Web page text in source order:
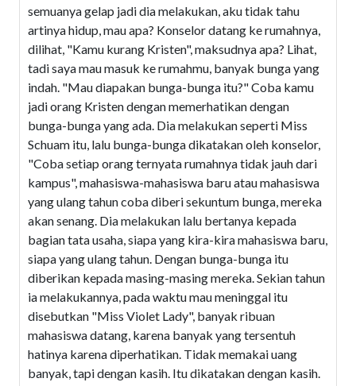
semuanya gelap jadi dia melakukan, aku tidak tahu
artinya hidup, mau apa? Konselor datang ke rumahnya,
dilihat, "Kamu kurang Kristen", maksudnya apa? Lihat,
tadi saya mau masuk ke rumahmu, banyak bunga yang
indah. "Mau diapakan bunga-bunga itu?" Coba kamu
jadi orang Kristen dengan memerhatikan dengan
bunga-bunga yang ada. Dia melakukan seperti Miss
Schuam itu, lalu bunga-bunga dikatakan oleh konselor,
"Coba setiap orang ternyata rumahnya tidak jauh dari
kampus", mahasiswa-mahasiswa baru atau mahasiswa
yang ulang tahun coba diberi sekuntum bunga, mereka
akan senang. Dia melakukan lalu bertanya kepada
bagian tata usaha, siapa yang kira-kira mahasiswa baru,
siapa yang ulang tahun. Dengan bunga-bunga itu
diberikan kepada masing-masing mereka. Sekian tahun
ia melakukannya, pada waktu mau meninggal itu
disebutkan "Miss Violet Lady", banyak ribuan
mahasiswa datang, karena banyak yang tersentuh
hatinya karena diperhatikan. Tidak memakai uang
banyak, tapi dengan kasih. Itu dikatakan dengan kasih.